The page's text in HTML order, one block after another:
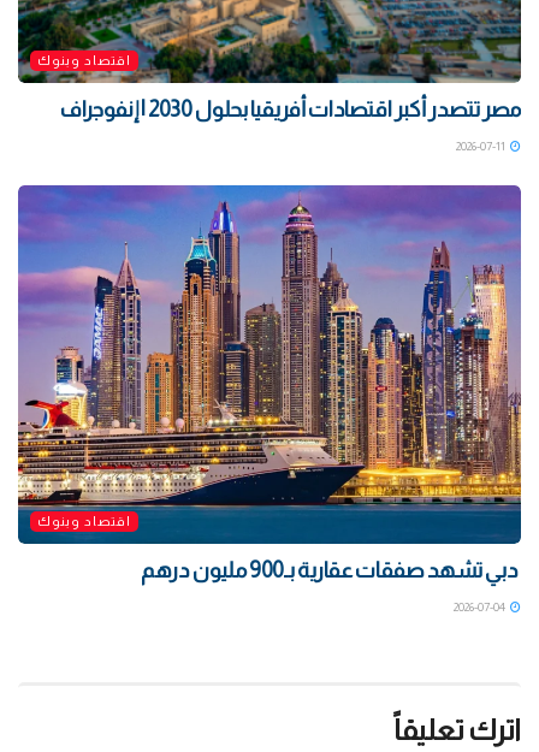
اقتصاد وبنوك
مصر تتصدر أكبر اقتصادات أفريقيا بحلول 2030 | إنفوجراف
اقتصاد وبنوك
دبي تشهد صفقات عقارية بـ900 مليون درهم
اترك تعليقاً